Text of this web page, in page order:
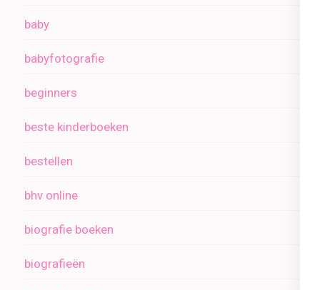
baby
babyfotografie
beginners
beste kinderboeken
bestellen
bhv online
biografie boeken
biografieën